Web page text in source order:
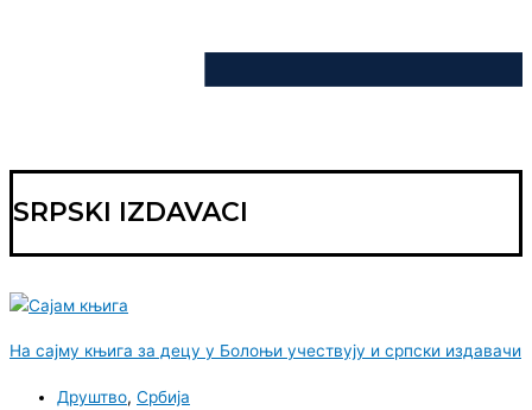
SRPSKI IZDAVACI
На сајму књига за децу у Болоњи учествују и српски издавачи
Друштво, Србија